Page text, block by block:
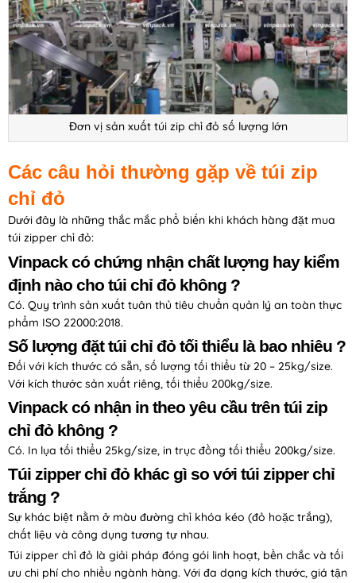
Đơn vị sản xuất túi zip chỉ đỏ số lượng lớn
Các câu hỏi thường gặp về túi zip
chỉ đỏ
Dưới đây là những thắc mắc phổ biến khi khách hàng đặt mua
túi zipper chỉ đỏ:
Vinpack có chứng nhận chất lượng hay kiểm
định nào cho túi chỉ đỏ không ?
Có. Quy trình sản xuất tuân thủ tiêu chuẩn quản lý an toàn thực
phẩm ISO 22000:2018.
Số lượng đặt túi chỉ đỏ tối thiểu là bao nhiêu ?
Đối với kích thước có sẵn, số lượng tối thiểu từ 20 – 25kg/size.
Với kích thước sản xuất riêng, tối thiểu 200kg/size.
Vinpack có nhận in theo yêu cầu trên túi zip
chỉ đỏ không ?
Có. In lụa tối thiểu 25kg/size, in trục đồng tối thiểu 200kg/size.
Túi zipper chỉ đỏ khác gì so với túi zipper chỉ
trắng ?
Sự khác biệt nằm ở màu đường chỉ khóa kéo (đỏ hoặc trắng),
chất liệu và công dụng tương tự nhau.
Túi zipper chỉ đỏ là giải pháp đóng gói linh hoạt, bền chắc và tối
ưu chi phí cho nhiều ngành hàng. Với đa dạng kích thước, giá tận